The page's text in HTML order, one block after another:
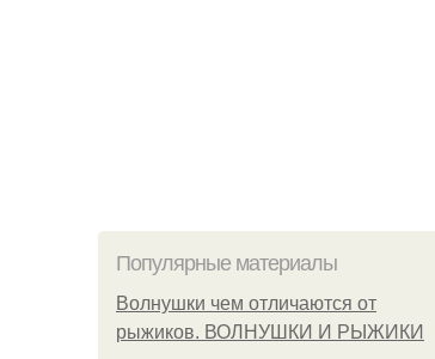
Популярные материалы
Волнушки чем отличаются от
рыжиков. ВОЛНУШКИ И РЫЖИКИ